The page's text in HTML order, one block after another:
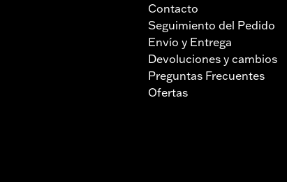
Contacto
Seguimiento del Pedido
Envío y Entrega
Devoluciones y cambios
Preguntas Frecuentes
Ofertas